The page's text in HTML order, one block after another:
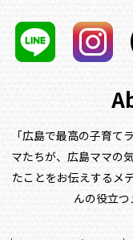
「広島で最高の子育
マたちが、 広島ママの
たことをお伝えするメ
んの役立